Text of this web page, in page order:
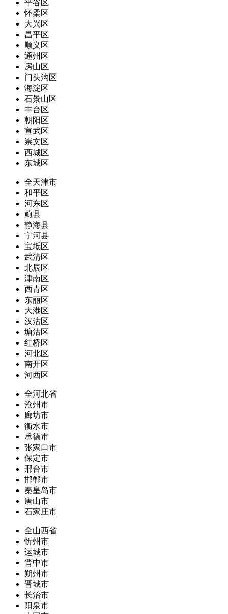
平谷区
怀柔区
大兴区
昌平区
顺义区
通州区
房山区
门头沟区
海淀区
石景山区
丰台区
朝阳区
宣武区
崇文区
西城区
东城区
全天津市
和平区
河东区
蓟县
静海县
宁河县
宝坻区
武清区
北辰区
津南区
西青区
东丽区
大港区
汉沽区
塘沽区
红桥区
河北区
南开区
河西区
全河北省
沧州市
廊坊市
衡水市
承德市
张家口市
保定市
邢台市
邯郸市
秦皇岛市
唐山市
石家庄市
全山西省
忻州市
运城市
晋中市
朔州市
晋城市
长治市
阳泉市